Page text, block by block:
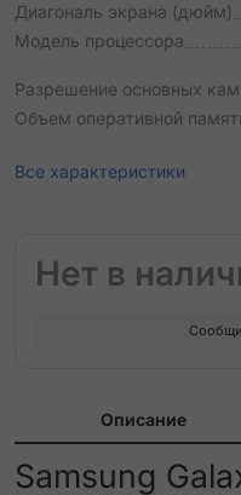
Диагональ экрана (дюйм)
Модель процессора
Разрешение основных
Объем оперативной
Все характеристики
Нет в
Описание
Samsung